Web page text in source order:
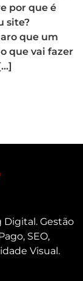
por que é
site?
que um
que vai fazer
Gestão
SEO,
Visual.